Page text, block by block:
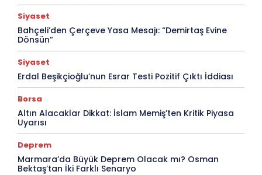
Siyaset
Bahçeli’den Çerçeve Yasa Mesajı: “Demirtaş Evine
Dönsün”
Siyaset
Erdal Beşikçioğlu’nun Esrar Testi Pozitif Çıktı İddiası
Borsa
Altın Alacaklar Dikkat: İslam Memiş’ten Kritik Piyasa
Uyarısı
Deprem
Marmara’da Büyük Deprem Olacak mı? Osman
Bektaş’tan İki Farklı Senaryo